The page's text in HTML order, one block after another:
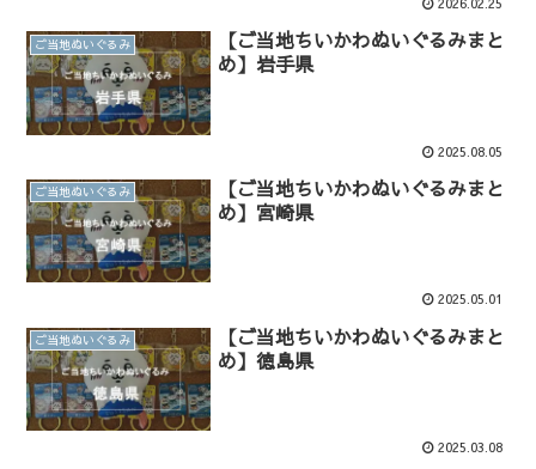
ご当地ぬいぐるみ
【ご当地ちいかわぬいぐるみまと
め】岩手県
2025.08.05
ご当地ぬいぐるみ
【ご当地ちいかわぬいぐるみまと
め】宮崎県
2025.05.01
ご当地ぬいぐるみ
【ご当地ちいかわぬいぐるみまと
め】徳島県
2025.03.08